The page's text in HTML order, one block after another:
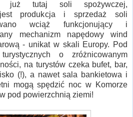
już tutaj soli spożywczej,
produkcja i sprzedaż soli
wciąż funkcjonujący i
mechanizm napędowy wind
- unikat w skali Europy. Pod
o zróżnicowanym
na turystów czeka bufet, bar,
(!), a nawet sala bankietowa i
mogą spędzić noc w Komorze
pod powierzchnią ziemi!